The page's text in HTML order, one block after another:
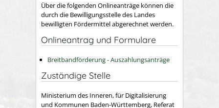
Über die folgenden Onlineanträge können die
durch die Bewilligungsstelle des Landes
bewilligten Fördermittel abgerechnet werden.
Onlineantrag und Formulare
Breitbandförderung - Auszahlungsanträge
Zuständige Stelle
Ministerium des Inneren, für Digitalisierung
und Kommunen Baden-Württemberg, Referat